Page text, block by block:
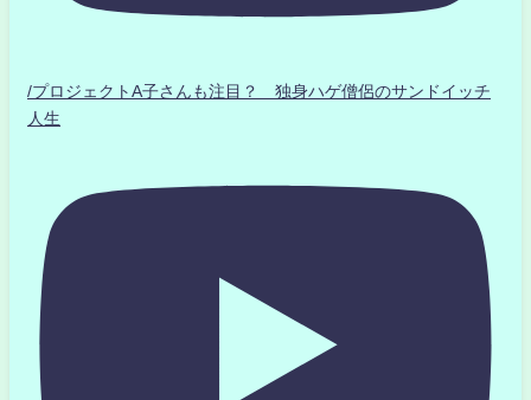
/プロジェクトA子さんも注目？ 独身ハゲ僧侶のサンドイッチ
人生